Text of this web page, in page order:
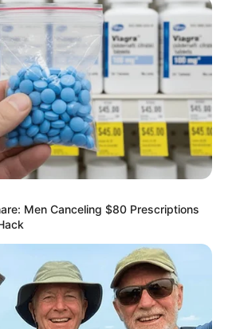
Figure Skating
Portrayal of Reality - Take
Men Canceling $80 Prescriptions